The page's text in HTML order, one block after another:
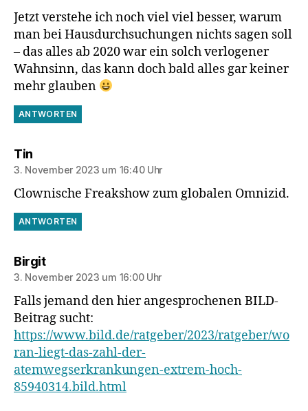
Jetzt verstehe ich noch viel viel besser, warum
man bei Hausdurchsuchungen nichts sagen soll
– das alles ab 2020 war ein solch verlogener
Wahnsinn, das kann doch bald alles gar keiner
mehr glauben
ANTWORTEN
Tinsagt:
3. November 2023 um 16:40 Uhr
Clownische Freakshow zum globalen Omnizid.
ANTWORTEN
Birgitsagt:
3. November 2023 um 16:00 Uhr
Falls jemand den hier angesprochenen BILD-
Beitrag sucht:
https://www.bild.de/ratgeber/2023/ratgeber/wo
ran-liegt-das-zahl-der-
atemwegserkrankungen-extrem-hoch-
85940314.bild.html